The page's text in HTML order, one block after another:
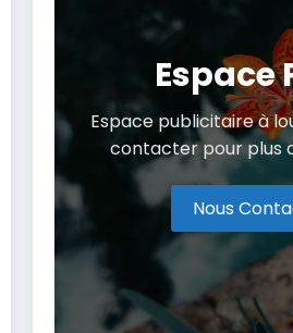
Espace
Espace publicitaire à
contacter pour plus
Nous